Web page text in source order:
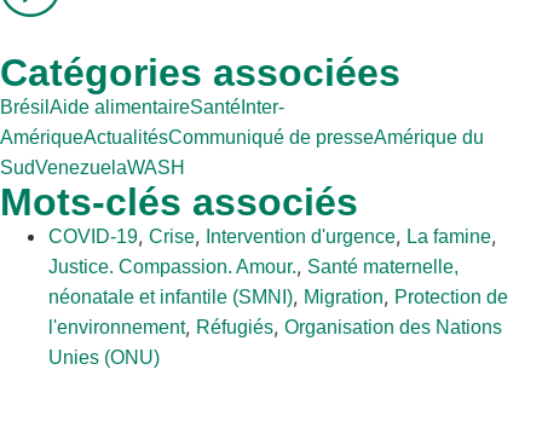
Catégories associées
Brésil Aide alimentaireSanté Inter-
AmériqueActualitésCommuniqué de presseAmérique du
SudVenezuelaWASH
Mots-clés associés
COVID-19, Crise, Intervention d'urgence, La famine,
Justice. Compassion. Amour., Santé maternelle,
néonatale et infantile (SMNI), Migration, Protection de
l'environnement, Réfugiés, Organisation des Nations
Unies (ONU)